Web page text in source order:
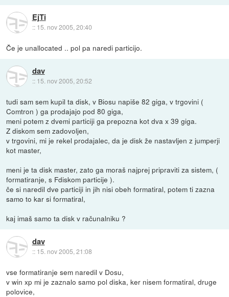
EjTi
:: 15. nov 2005, 20:40
Če je unallocated .. pol pa naredi particijo.
dav
:: 15. nov 2005, 20:52
tudi sam sem kupil ta disk, v Biosu napiše 82 giga, v trgovini (
Comtron ) ga prodajajo pod 80 giga,
meni potem z dvemi particiji ga prepozna kot dva x 39 giga.
Z diskom sem zadovoljen,
v trgovini, mi je rekel prodajalec, da je disk že nastavljen z jumperji
kot master,
meni je ta disk master, zato ga moraš najprej pripraviti za sistem, (
formatiranje, s Fdiskom particije ).
če si naredil dve particiji in jih nisi obeh formatiral, potem ti zazna
samo to kar si formatiral,
kaj imaš samo ta disk v računalniku ?
dav
:: 15. nov 2005, 21:08
vse formatiranje sem naredil v Dosu,
v win xp mi je zaznalo samo pol diska, ker nisem formatiral, druge
polovice,